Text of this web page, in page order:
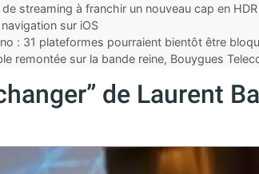
streaming à franchir un nouveau cap en
sur iOS
: 31 plateformes pourraient bientôt être
remontée sur la bande reine, Bouygues
de Laurent